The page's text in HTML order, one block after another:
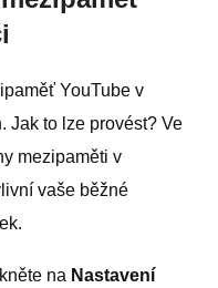
YouTube v
Jak to lze provést? Ve
mezipaměti v
vaše běžné
na Nastavení